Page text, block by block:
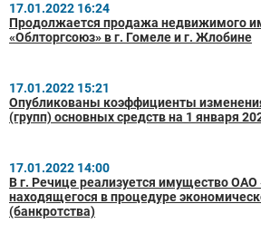
17.01.2022 16:24
Продолжается продажа недвижимого
«Облторгсоюз» в г. Гомеле и г. Жлобине
17.01.2022 15:21
Опубликованы коэффициенты
(групп) основных средств на 1 января
17.01.2022 14:00
В г. Речице реализуется имущество ОАО
находящегося в процедуре
(банкротства)